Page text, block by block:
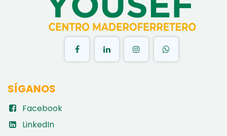
SÍGANOS
Facebook
LinkedIn